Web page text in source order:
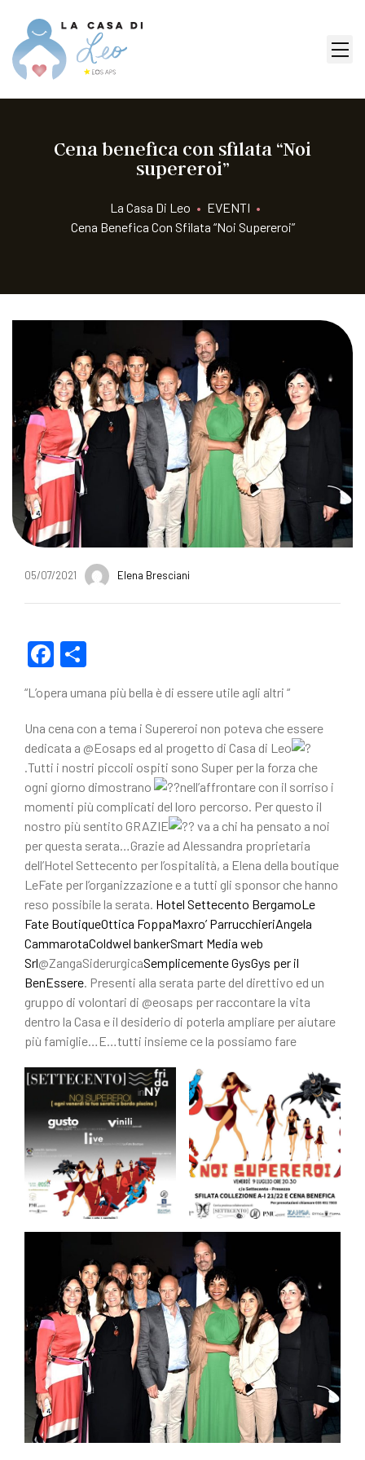
Cena benefica con sfilata “Noi
supereroi”
La Casa Di Leo • EVENTI •
Cena Benefica Con Sfilata “Noi Supereroi”
05/07/2021 Elena Bresciani
F
c
e
b
o
o
k
n
di
vi
di
“L’opera umana più bella è di essere utile agli altri “
Una cena con a tema i Supereroi non poteva che essere
dedicata a @Eosaps ed al progetto di Casa di Leo
.Tutti i nostri piccoli ospiti sono Super per la forza che
ogni giorno dimostrano
nell’affrontare con il sorriso i
momenti più complicati del loro percorso. Per questo il
nostro più sentito GRAZIE
va a chi ha pensato a noi
per questa serata…Grazie ad Alessandra proprietaria
dell’Hotel Settecento per l’ospitalità, a Elena della boutique
LeFate per l’organizzazione e a tutti gli sponsor che hanno
reso possibile la serata. Hotel Settecento BergamoLe
Fate BoutiqueOttica FoppaMaxro’ ParrucchieriAngela
CammarotaColdwel bankerSmart Media web
Srl@ZangaSiderurgicaSemplicemente GysGys per il
BenEssere. Presenti alla serata parte del direttivo ed un
gruppo di volontari di @eosaps per raccontare la vita
dentro la Casa e il desiderio di poterla ampliare per aiutare
più famiglie…E…tutti insieme ce la possiamo fare